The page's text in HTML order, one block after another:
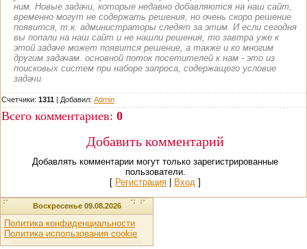
ним. Новые задачи, которые недавно добавляются на наш сайт,
временно могут не содержать решения, но очень скоро решение
появится, т.к. администраторы следят за этим. И если сегодня
вы попали на наш сайт и не нашли решения, то завтра уже к
этой задаче может появится решение, а также и ко многим
другим задачам. основной поток посетителей к нам - это из
поисковых систем при наборе запроса, содержащего условие
задачи
Счетчики: 1311 | Добавил: Admin
Всего комментариев: 0
Добавить комментарий
Добавлять комментарии могут только зарегистрированные
пользователи.
[ Регистрация Вход ]
Воскресенье 09.08.2026
Политика конфиденциальности
Политика использования cookie